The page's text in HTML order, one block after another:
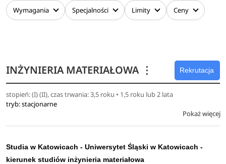
Przykładami zastosowań tej wiedzy jest udoskonalanie
produkcji i obsługi sprzętu medycznego, urządzeń
aparaturę medyczną, a także w szpitalach czy klinikach.
Można podjąć pracę w jednostkach badawczych i
naukowych jak również w miejscach, gdzie sprzedaje się
aparaturę medyczną.
biomedyczna trwają 7 semestrów i kończą się
zrealizowaniem pracy dyplomowej i uzyskaniem tytułu
Wymagania Specjalności Limity Ceny
INŻYNIERIA MATERIAŁOWA ⋮ Rekrutacja
stopień: (I) (II), czas trwania: 3,5 roku • 1,5 roku lub 2 lata
tryb: stacjonarne
Pokaż więcej
Studia w Katowicach -Uniwersytet Śląski w Katowicach-
kierunek studiów inżynieria materiałowa